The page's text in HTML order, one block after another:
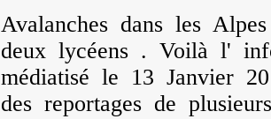
Avalanches dans les
deux lycéens . Voilà l'
médiatisé le 13 Janvier
des reportages de